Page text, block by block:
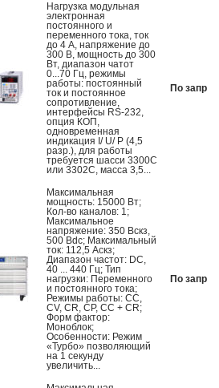
Нагрузка модульная
электронная
постоянного и
переменного тока, ток
до 4 А, напряжение до
300 В, мощность до 300
Вт, диапазон чатот
0...70 Гц, режимы
работы: постоянный
ток и постоянное
сопротивление,
интерфейсы RS-232,
опция КОП,
одновременная
индикация I/ U/ P (4,5
разр.), для работы
требуется шасси 3300С
или 3302С, масса 3,5...
По
Максимальная
мощность: 15000 Вт;
Кол-во каналов: 1;
Максимальное
напряжение: 350 Вскз,
500 Вdc; Максимальный
ток: 112,5 Аскз;
Диапазон частот: DC,
40 ... 440 Гц; Тип
нагрузки: Переменного
и постоянного тока;
Режимы работы: CC,
CV, CR, CP, CC + CR;
Форм фактор:
Моноблок;
Особенности: Режим
«Турбо» позволяющий
на 1 секунду
увеличить...
По